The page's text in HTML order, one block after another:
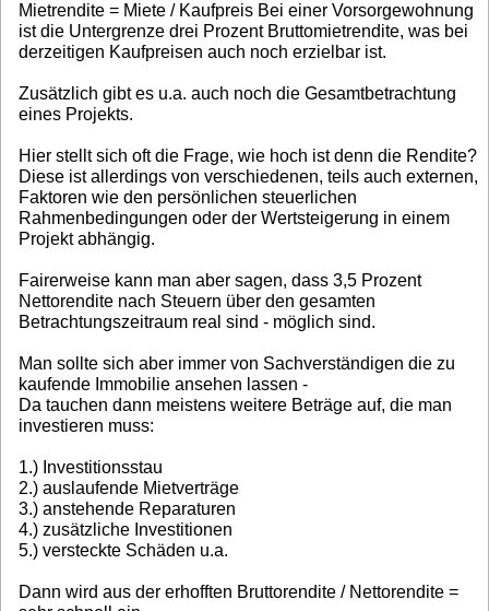
Mietrendite = Miete / Kaufpreis Bei einer Vorsorgewohnung
ist die Untergrenze drei Prozent Bruttomietrendite, was bei
derzeitigen Kaufpreisen auch noch erzielbar ist.
Zusätzlich gibt es u.a. auch noch die Gesamtbetrachtung
eines Projekts.
Hier stellt sich oft die Frage, wie hoch ist denn die Rendite?
Diese ist allerdings von verschiedenen, teils auch externen,
Faktoren wie den persönlichen steuerlichen
Rahmenbedingungen oder der Wertsteigerung in einem
Projekt abhängig.
Fairerweise kann man aber sagen, dass 3,5 Prozent
Nettorendite nach Steuern über den gesamten
Betrachtungszeitraum real sind - möglich sind.
Man sollte sich aber immer von Sachverständigen die zu
kaufende Immobilie ansehen lassen -
Da tauchen dann meistens weitere Beträge auf, die man
investieren muss:
1.) Investitionsstau
2.) auslaufende Mietverträge
3.) anstehende Reparaturen
4.) zusätzliche Investitionen
5.) versteckte Schäden u.a.
Dann wird aus der erhofften Bruttorendite / Nettorendite =